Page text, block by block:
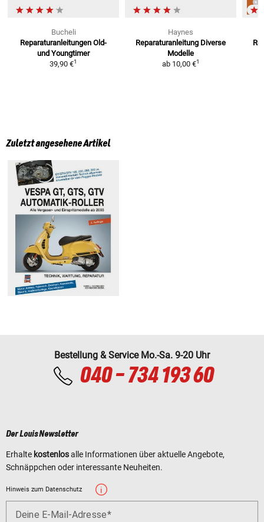
Bucheli
Reparaturanleitungen Old-
und Youngtimer
39,90 €1
Haynes
Reparaturanleitung Diverse
Modelle
ab 10,00 €1
Zuletzt angesehene Artikel
Bestellung & Service Mo.-Sa. 9-20 Uhr
040 - 734 193 60
Der Louis Newsletter
Erhalte kostenlosalle Informationen über aktuelle Angebote,
Schnäppchen oder interessante Neuheiten.
Hinweis zum Datenschutz
Deine E-Mail-Adresse